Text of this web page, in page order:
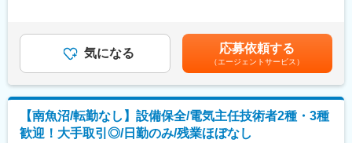
フレキシブルな発想で研鑽に努め、健全な企業活動を通して社会
に貢献し、お客様から信頼され喜ばれる製品・サービスを今後も
提供してまいります。
・施工計画の立案（工程・品質・安全・原価管理）
・協力会社の手配・指示、現場調整、施工管理
・設備の状態分析、改善提案、リニューアル工事の提案活動
■扱うサービス
調光設備（スタジオ・宴会場・舞台照明等）、照明設備（施設・
績によって変動いたします。■昇給：年1回（4月）賃金はあくま
でも目安の金額であり、選考を通じて上下する可能性がありま
す。月給(月額)は固定手当を含めた表記です。
気になる 応募依頼する
（エージェントサービス）
【南魚沼/転勤なし】設備保全/電気主任技術者2種・3種
歓迎！大手取引◎/日勤のみ/残業ほぼなし